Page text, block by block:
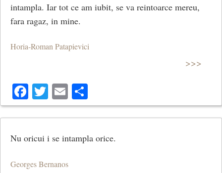
intampla. Iar tot ce am iubit, se va reintoarce mereu,
fara ragaz, in mine.
Horia-Roman Patapievici
>>>
Facebook
Twitter
Email
Nu oricui i se intampla orice.
Georges Bernanos